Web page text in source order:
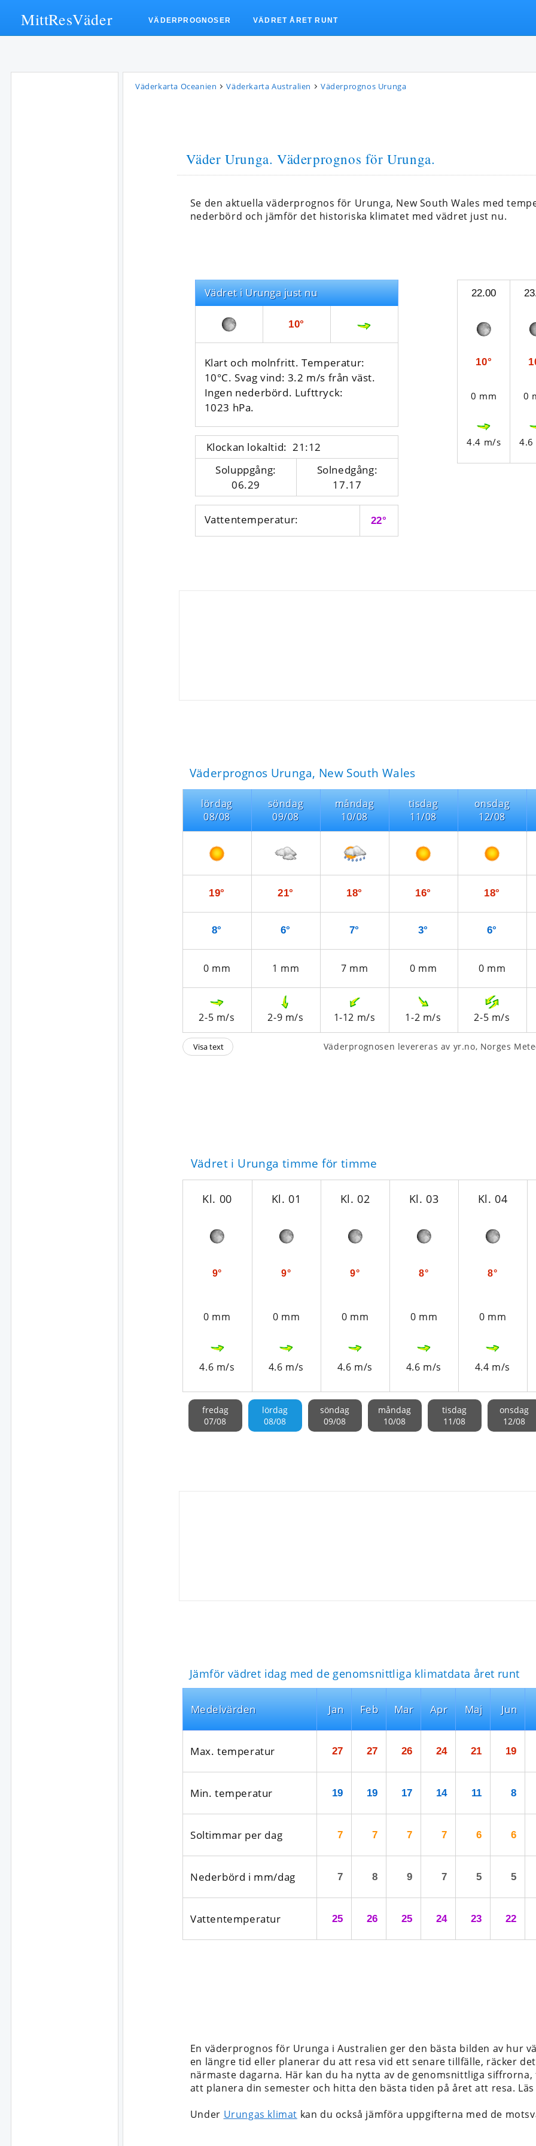
Väderkarta Oceanien Väderkarta Australien Väderprognos Urunga
Väder Urunga. Väderprognos för Urunga.
Se den aktuella väderprognos för Urunga, New South Wales med
nederbörd och jämför det historiska klimatet med vädret just nu.
Vädret i Urunga just nu
10°
Klart och molnfritt. Temperatur:
10°C. Svag vind: 3.2 m/s från väst.
Ingen nederbörd. Lufttryck:
1023 hPa.
Klockan lokaltid: 21:12
Soluppgång:
06.29
Solnedgång:
17.17
Vattentemperatur: 22°
22.00
10°
0 mm
4.4 m/s
0
4.6
Väderprognos Urunga, New South Wales
lördag
08/08
söndag
09/08
måndag
10/08
tisdag
11/08
onsdag
12/08
19° 21° 18° 16° 18°
8° 6° 7° 3° 6°
0 mm 1 mm 7 mm 0 mm 0 mm
2-5 m/s 2-9 m/s 1-12 m/s 1-2 m/s 2-5 m/s
Visa text Väderprognosen levereras av yr.no, Norges
Vädret i Urunga timme för timme
fredag
07/08
lördag
08/08
Kl. 00
9°
0 mm
4.6 m/s
Kl. 01
9°
0 mm
4.6 m/s
Kl. 02
9°
0 mm
4.6 m/s
Kl. 03
8°
0 mm
4.6 m/s
Kl. 04
8°
0 mm
4.4 m/s
söndag
09/08
måndag
10/08
tisdag
11/08
onsdag
12/08
Jämför vädret idag med de genomsnittliga klimatdata året runt
Medel­värden
Max. temperatur
Min. temperatur
Soltimmar per dag
Nederbörd i mm/dag
Vattentemperatur
Jan
27
19
7
7
25
Feb
27
19
7
8
26
Mar
26
17
7
9
25
Apr
24
14
7
7
24
Maj
21
11
6
5
23
Jun
19
8
6
5
22
En väderprognos för Urunga i Australien ger den bästa bilden av hur
en längre tid eller planerar du att resa vid ett senare tillfälle, räcker
närmaste dagarna. Här kan du ha nytta av de genomsnittliga
att planera din semester och hitta den bästa tiden på året att resa.
Under Urungas klimat kan du också jämföra uppgifterna med de
MittResVäder VÄDERPROGNOSER VÄDRET ÅRET RUNT